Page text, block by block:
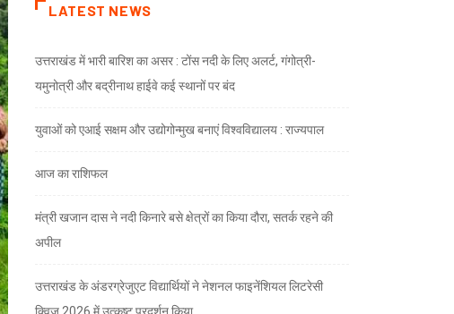
LATEST NEWS
उत्तराखंड में भारी बारिश का असर : टोंस नदी के लिए अलर्ट, गंगोत्री-
यमुनोत्री और बद्रीनाथ हाईवे कई स्थानों पर बंद
युवाओं को एआई सक्षम और उद्योगोन्मुख बनाएं विश्वविद्यालय : राज्यपाल
आज का राशिफल
मंत्री खजान दास ने नदी किनारे बसे क्षेत्रों का किया दौरा, सतर्क रहने की
अपील
उत्तराखंड के अंडरग्रेजुएट विद्यार्थियों ने नेशनल फाइनेंशियल लिटरेसी